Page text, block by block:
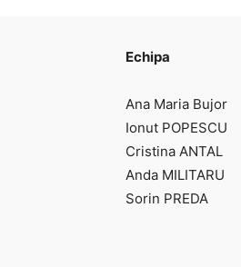
Echipa
Ana Maria Bujor
Ionut POPESCU
Cristina ANTAL
Anda MILITARU
Sorin PREDA